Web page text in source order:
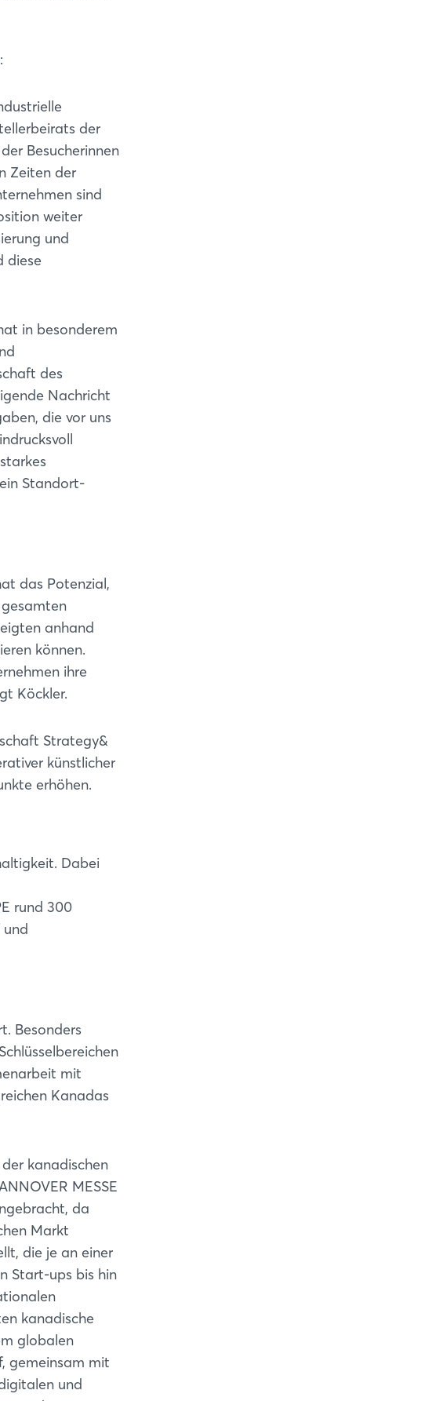
der
Besucherinnen
Zeiten der
sind
weiter
und
diese
in besonderem
des
Nachricht
die vor uns
Standort-
das Potenzial,
anhand
können.
ihre
Köckler.
Strategy&
künstlicher
erhöhen.
Dabei
rund 300
und
Besonders
mit
Kanadas
kanadischen
MESSE
da
Markt
die je an einer
Start-ups bis hin
kanadische
globalen
gemeinsam mit
und